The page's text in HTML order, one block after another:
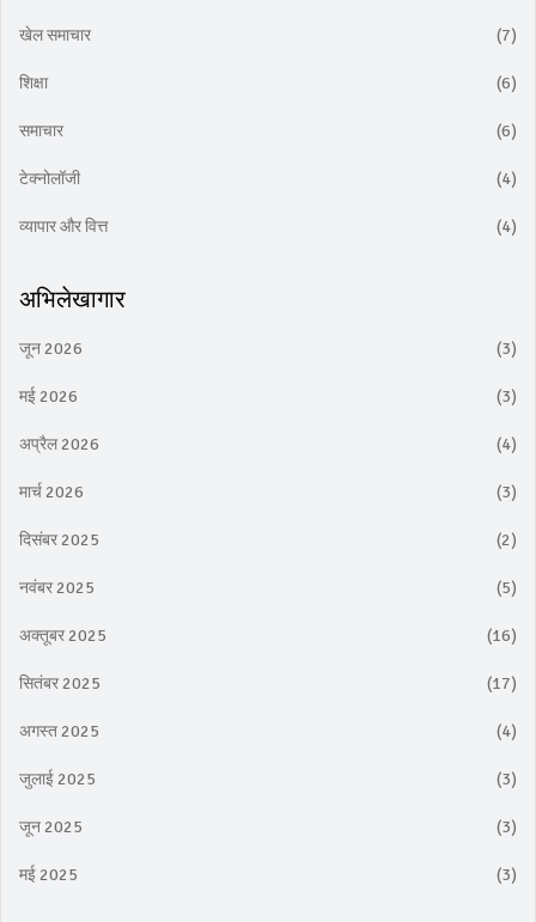
खेल समाचार (7)
शिक्षा (6)
समाचार (6)
टेक्नोलॉजी (4)
व्यापार और वित्त (4)
अभिलेखागार
जून 2026 (3)
मई 2026 (3)
अप्रैल 2026 (4)
मार्च 2026 (3)
दिसंबर 2025 (2)
नवंबर 2025 (5)
अक्तूबर 2025 (16)
सितंबर 2025 (17)
अगस्त 2025 (4)
जुलाई 2025 (3)
जून 2025 (3)
मई 2025 (3)